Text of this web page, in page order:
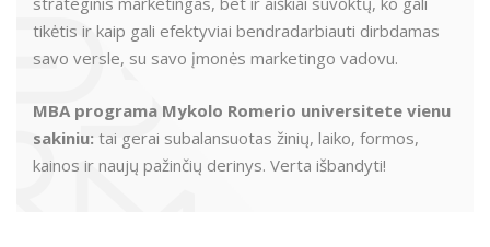
tikėtis ir kaip gali efektyviai bendradarbiauti dirbdamas
savo versle, su savo įmonės marketingo vadovu.
MBA programa Mykolo Romerio universitete vienu
sakiniu: tai gerai subalansuotas žinių, laiko, formos,
kainos ir naujų pažinčių derinys. Verta išbandyti!